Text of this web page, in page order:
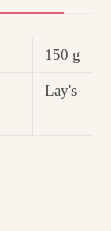
150 g
Lay's